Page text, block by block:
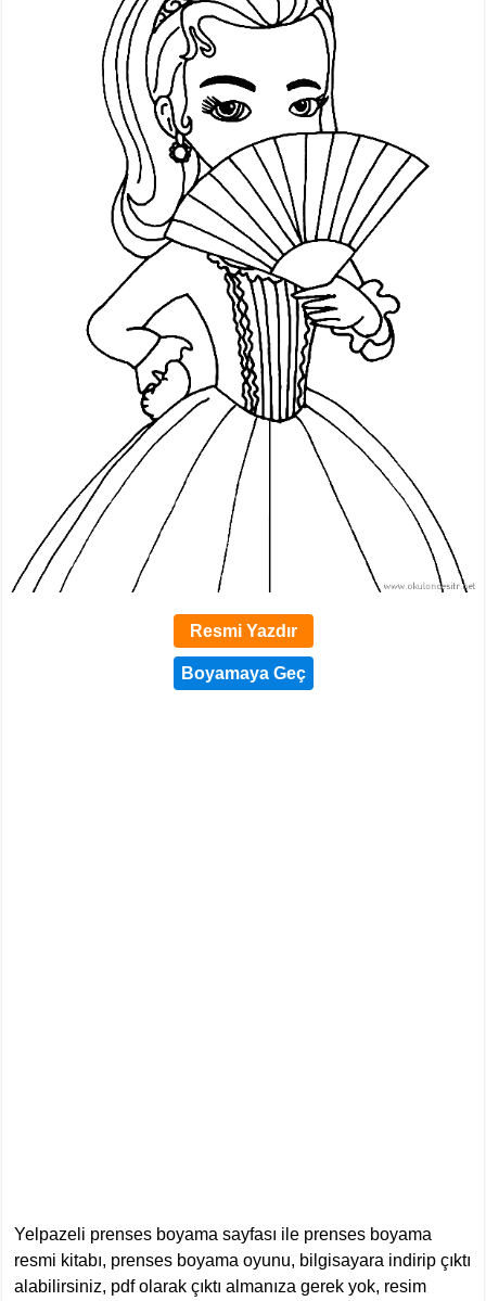
Resmi Yazdır
Yelpazeli prenses boyama sayfası ile prenses boyama
resmi kitabı, prenses boyama oyunu, bilgisayara indirip çıktı
alabilirsiniz, pdf olarak çıktı almanıza gerek yok, resim